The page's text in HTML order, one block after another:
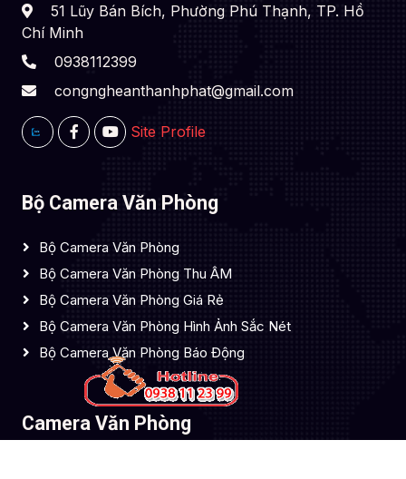
51 Lũy Bán Bích, Phường Phú Thạnh, TP. Hồ
Chí Minh
0938112399
congngheanthanhphat@gmail.com
Site Profile
Bộ Camera Văn Phòng
Bộ Camera Văn Phòng
Bộ Camera Văn Phòng Thu ÂM
Bộ Camera Văn Phòng Giá Rẻ
Bộ Camera Văn Phòng Hình Ảnh Sắc Nét
Bộ Camera Văn Phòng Báo Động
Camera Văn Phòng